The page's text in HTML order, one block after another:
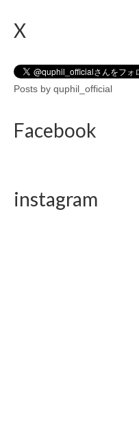
X
Posts by quphil_official
Facebook
instagram